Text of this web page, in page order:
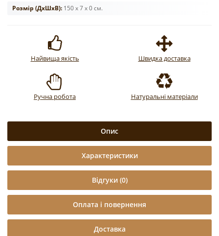
Розмір (ДxШxВ): 150 x 7 x 0 см.
Найвища якість Швидка доставка
Ручна робота Натуральні матеріали
Опис
Характеристики
Відгуки (0)
Оплата і повернення
Доставка